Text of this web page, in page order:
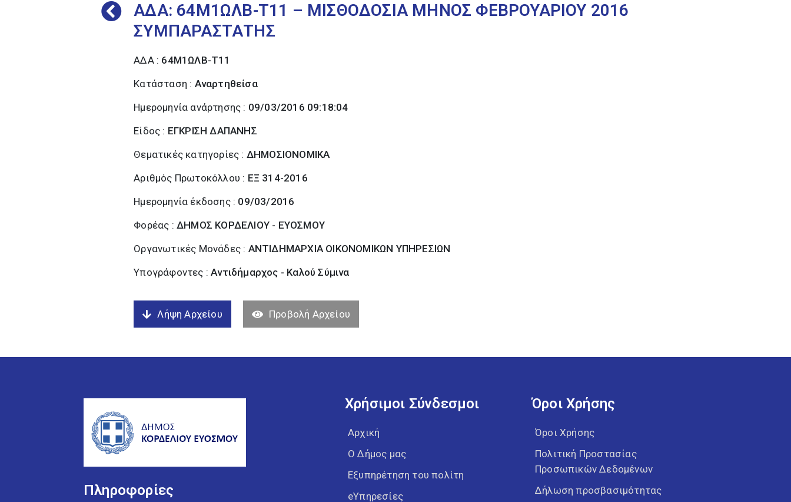
ΑΔΑ: 64Μ1ΩΛΒ-Τ11 – ΜΙΣΘΟΔΟΣΙΑ ΜΗΝΟΣ ΦΕΒΡΟΥΑΡΙΟΥ 2016
ΣΥΜΠΑΡΑΣΤΑΤΗΣ
ΑΔΑ : 64Μ1ΩΛΒ-Τ11
Κατάσταση : Αναρτηθείσα
Ημερομηνία ανάρτησης : 09/03/2016 09:18:04
Είδος : ΕΓΚΡΙΣΗ ΔΑΠΑΝΗΣ
Θεματικές κατηγορίες : ΔΗΜΟΣΙΟΝΟΜΙΚΑ
Αριθμός Πρωτοκόλλου : ΕΞ 314-2016
Ημερομηνία έκδοσης : 09/03/2016
Φορέας :ΔΗΜΟΣ ΚΟΡΔΕΛΙΟΥ - ΕΥΟΣΜΟΥ
Οργανωτικές Μονάδες : ΑΝΤΙΔΗΜΑΡΧΙΑ ΟΙΚΟΝΟΜΙΚΩΝ ΥΠΗΡΕΣΙΩΝ
Υπογράφοντες :Αντιδήμαρχος - Καλού Σύµινα
Λήψη Αρχείου Προβολή Αρχείου
Πληροφορίες
Χρήσιμοι Σύνδεσμοι
Αρχική
Ο Δήμος μας
Εξυπηρέτηση του πολίτη
eΥπηρεσίες
Όροι Χρήσης
Όροι Χρήσης
Πολιτική Προστασίας
Προσωπικών Δεδομένων
Δήλωση προσβασιμότητας